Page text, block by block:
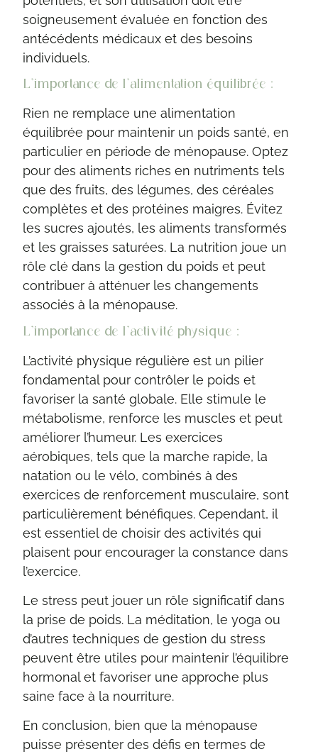
soigneusement évaluée en fonction des
antécédents médicaux et des besoins
individuels.
L’importance de l’alimentation équilibrée :
Rien ne remplace une alimentation
équilibrée pour maintenir un poids santé, en
particulier en période de ménopause. Optez
pour des aliments riches en nutriments tels
que des fruits, des légumes, des céréales
complètes et des protéines maigres. Évitez
les sucres ajoutés, les aliments transformés
et les graisses saturées. La nutrition joue un
rôle clé dans la gestion du poids et peut
contribuer à atténuer les changements
associés à la ménopause.
L’importance de l’activité physique :
L’activité physique régulière est un pilier
fondamental pour contrôler le poids et
favoriser la santé globale. Elle stimule le
métabolisme, renforce les muscles et peut
améliorer l’humeur. Les exercices
aérobiques, tels que la marche rapide, la
natation ou le vélo, combinés à des
exercices de renforcement musculaire, sont
particulièrement bénéfiques. Cependant, il
est essentiel de choisir des activités qui
plaisent pour encourager la constance dans
l’exercice.
Le stress peut jouer un rôle significatif dans
la prise de poids. La méditation, le yoga ou
d’autres techniques de gestion du stress
peuvent être utiles pour maintenir l’équilibre
hormonal et favoriser une approche plus
saine face à la nourriture.
En conclusion, bien que la ménopause
puisse présenter des défis en termes de